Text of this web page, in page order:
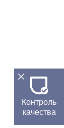
Контроль
качества